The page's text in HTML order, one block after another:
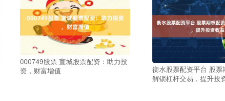
000749股票 宣城股票配资：助力投
资，财富增值
衡水股票配资平台 股票
解锁杠杆交易，提升投